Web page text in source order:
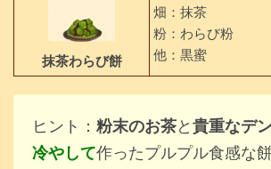
抹茶わらび餅
畑：抹茶
粉：わらび粉
他：黒蜜
ヒント： 粉末のお茶と貴重なデ
冷やして作ったプルプル食感な餅